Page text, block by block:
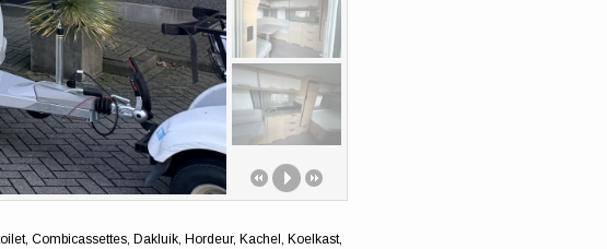
Combicassettes, Dakluik, Hordeur, Kachel, Koelkast,